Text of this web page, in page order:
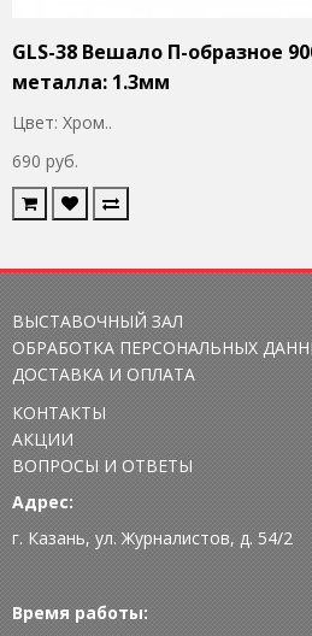
GLS-38 Вешало П-образное
металла: 1.3мм
Цвет: Хром..
690 руб.
ВЫСТАВОЧНЫЙ ЗАЛ
ОБРАБОТКА ПЕРСОНАЛЬНЫХ
ДОСТАВКА И ОПЛАТА
КОНТАКТЫ
АКЦИИ
ВОПРОСЫ И ОТВЕТЫ
Адрес:
г. Казань, ул. Журналистов, д. 54/2
Время работы: